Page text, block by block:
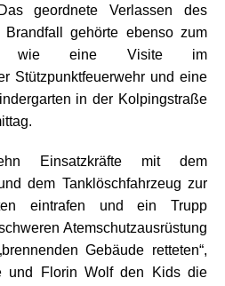
geordnete Verlassen des
gehörte ebenso zum
wie eine Visite im
Stützpunktfeuerwehr und eine
in der Kolpingstraße
Einsatzkräfte mit dem
dem Tanklöschfahrzeug zur
eintrafen und ein Trupp
Atemschutzausrüstung
Gebäude retteten“,
und Florin Wolf den Kids die